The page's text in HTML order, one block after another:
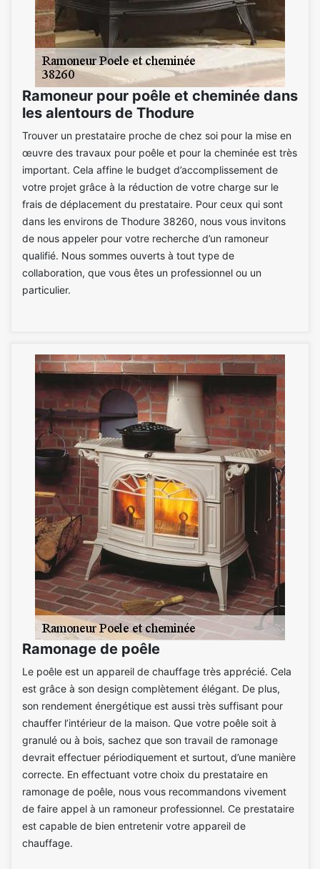
Ramoneur pour poêle et cheminée dans
les alentours de Thodure
Trouver un prestataire proche de chez soi pour la mise en
œuvre des travaux pour poêle et pour la cheminée est très
important. Cela affine le budget d’accomplissement de
votre projet grâce à la réduction de votre charge sur le
frais de déplacement du prestataire. Pour ceux qui sont
dans les environs de Thodure 38260, nous vous invitons
de nous appeler pour votre recherche d’un ramoneur
qualifié. Nous sommes ouverts à tout type de
collaboration, que vous êtes un professionnel ou un
particulier.
Ramonage de poêle
Le poêle est un appareil de chauffage très apprécié. Cela
est grâce à son design complètement élégant. De plus,
son rendement énergétique est aussi très suffisant pour
chauffer l’intérieur de la maison. Que votre poêle soit à
granulé ou à bois, sachez que son travail de ramonage
devrait effectuer périodiquement et surtout, d’une manière
correcte. En effectuant votre choix du prestataire en
ramonage de poêle, nous vous recommandons vivement
de faire appel à un ramoneur professionnel. Ce prestataire
est capable de bien entretenir votre appareil de
chauffage.